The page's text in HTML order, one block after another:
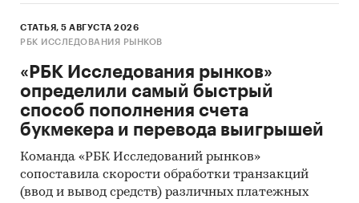
СТАТЬЯ, 5 АВГУСТА 2026
РБК ИССЛЕДОВАНИЯ РЫНКОВ
«РБК Исследования рынков»
определили самый быстрый
способ пополнения счета
букмекера и перевода выигрышей
Команда «РБК Исследований рынков»
сопоставила скорости обработки транзакций
(ввод и вывод средств) различных платежных